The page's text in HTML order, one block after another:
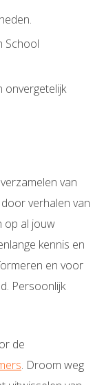
School
onvergetelijk
van
verhalen van
op al jouw
kennis en
en voor
Persoonlijk
de
. Droom weg